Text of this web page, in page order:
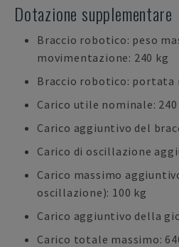
Dotazione supplementare
Braccio robotico: peso
movimentazione: 240 kg
Braccio robotico: portata
Carico utile nominale: 240
Carico aggiuntivo del
Carico di oscillazione
Carico massimo
oscillazione): 100 kg
Carico aggiuntivo della
Carico totale massimo: